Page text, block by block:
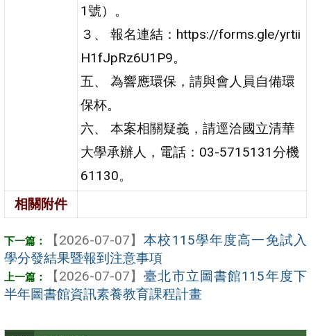
1號）。
３、 報名連結：https://forms.gle/yrtii
H1fJpRz6U1P9。
五、 為響應環保，請與會人員自備環
保杯。
六、 本案相關疑義，請逕洽國立清華
大學承辦人，電話：03-5715131分機
61130。
相關附件
【2026-07-07】 本校115學年度高一免試入
學分發結果暨報到注意事項
【2026-07-07】 臺北市立圖書館115年度下
半年圖書館資訊素養教育課程計畫